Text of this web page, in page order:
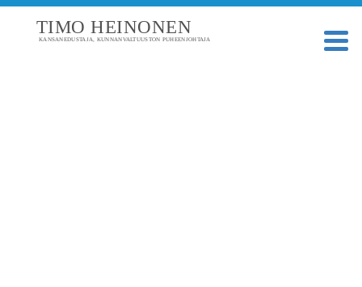
TIMO HEINONEN
KANSANEDUSTAJA, KUNNANVALTUUSTON PUHEENJOHTAJA